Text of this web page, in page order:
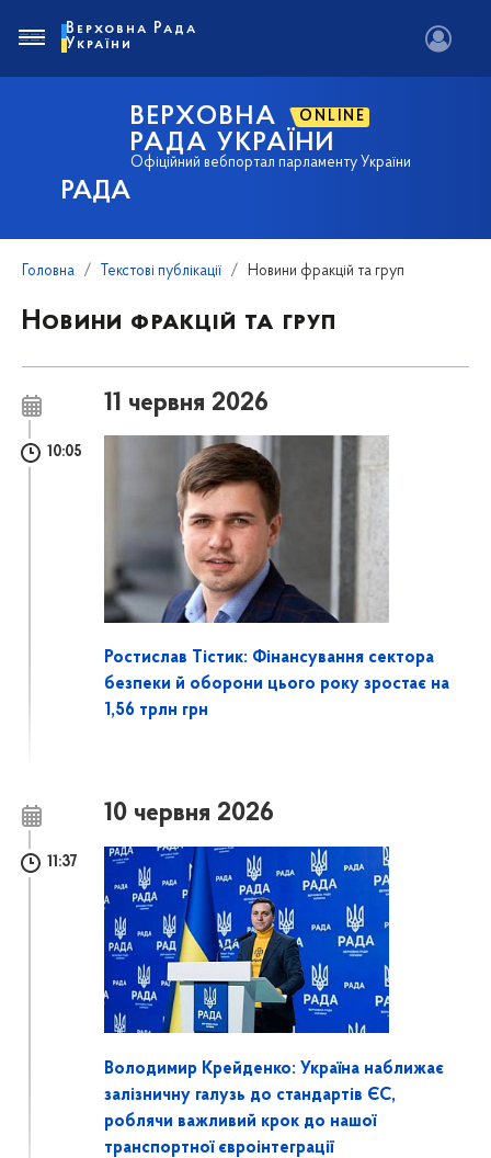
РАДА
ВЕРХОВНА ONLINE
РАДА УКРАЇНИ
Офіційний вебпортал парламенту України
Верховна Рада
України
Головна Текстові публікації Новини фракцій та груп
Новини фракцій та груп
11 червня 2026
10:05
Ростислав Тістик: Фінансування сектора
безпеки й оборони цього року зростає на
1,56 трлн грн
10 червня 2026
11:37
Володимир Крейденко: Україна наближає
залізничну галузь до стандартів ЄС,
роблячи важливий крок до нашої
транспортної євроінтеграції